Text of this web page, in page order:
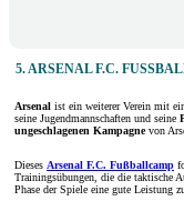
5. ARSENAL F.C.
Arsenal ist ein weiterer Verein mit
seine Jugendmannschaften und seine
ungeschlagenen Kampagnevon
Dieses Arsenal F.C. Fußballcamp
Trainingsübungen, die die taktische
Phase der Spiele eine gute Leistung